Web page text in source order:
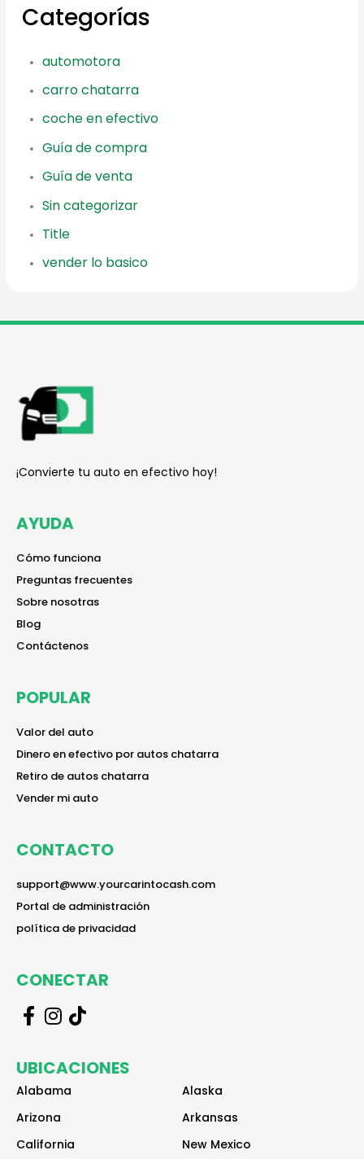
Categorías
automotora
carro chatarra
coche en efectivo
Guía de compra
Guía de venta
Sin categorizar
Title
vender lo basico
¡Convierte tu auto en efectivo hoy!
AYUDA
Cómo funciona
reader
Preguntas frecuentes
reader
Sobre nosotras
reader
Blog
reader
Contáctenos
reader
POPULAR
Valor del auto
reader
Dinero en efectivo por autos chatarra
reader
Retiro de autos chatarra
reader
Vender mi auto
reader
CONTACTO
support@www.yourcarintocash.com
reader
Portal de administración
reader
política de privacidad
reader
CONECTAR
d
e
d
e
d
e
UBICACIONES
Alabama
Alaska
Arizona
Arkansas
California
New Mexico